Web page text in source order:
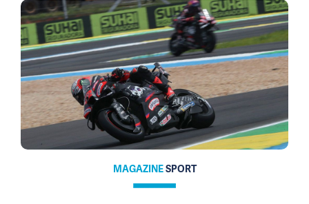
MAGAZINESPORT